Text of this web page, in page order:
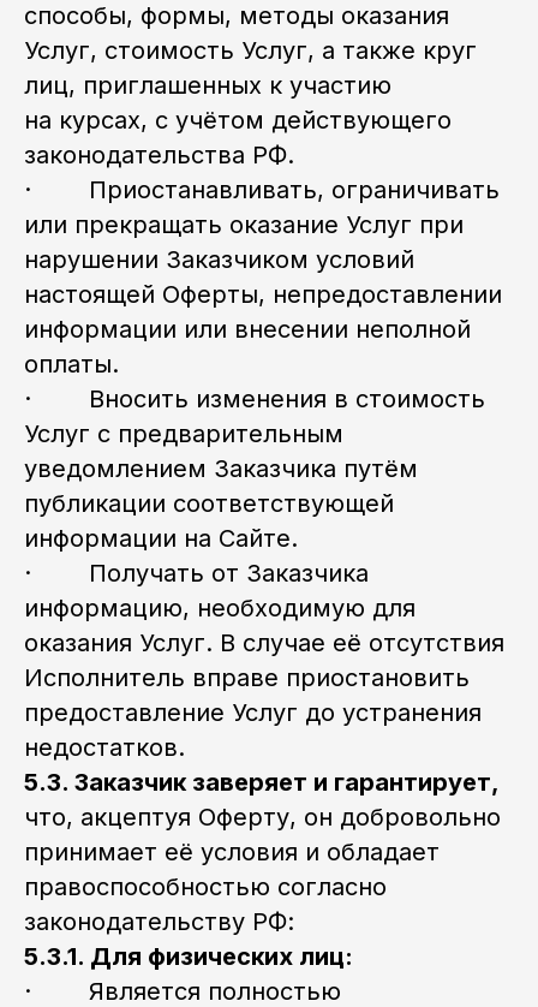
способы, формы, методы оказания
Услуг, стоимость Услуг, а также круг
лиц, приглашенных к участию
на курсах, с учётом действующего
законодательства РФ.
· Приостанавливать, ограничивать
или прекращать оказание Услуг при
нарушении Заказчиком условий
настоящей Оферты, непредоставлении
информации или внесении неполной
оплаты.
· Вносить изменения в стоимость
Услуг с предварительным
уведомлением Заказчика путём
публикации соответствующей
информации на Сайте.
· Получать от Заказчика
информацию, необходимую для
оказания Услуг. В случае её отсутствия
Исполнитель вправе приостановить
предоставление Услуг до устранения
недостатков.
5.3. Заказчик заверяет и гарантирует,
что, акцептуя Оферту, он добровольно
принимает её условия и обладает
правоспособностью согласно
законодательству РФ:
5.3.1. Для физических лиц:
· Является полностью